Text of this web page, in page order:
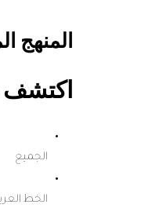
المنهج
اكتشف
الجميع
الخط